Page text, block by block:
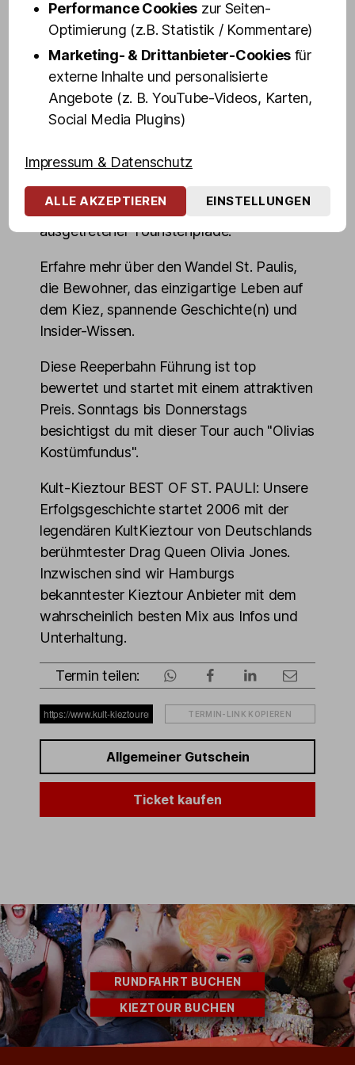
St. Pauli" - Altes und Neues, Geheimtipps
und Dinge, die du über den weltbekanntem
Stadtteil wissen musst.
Blicke hinter die Kulissen von Hamburgs
"sündigster Meile" und erlebe die
ungeschminkt. Entdecke die dunkelsten
Ecken, mörderischsten Kneipen,
denkwürdigsten Orte, auch abseits
ausgetretener Touristenpfade.
Erfahre mehr über den Wandel St. Paulis,
die Bewohner, das einzigartige Leben auf
dem Kiez, spannende Geschichte(n) und
Insider-Wissen.
Diese Reeperbahn Führung ist top
bewertet und startet mit einem attraktiven
Preis. Sonntags bis Donnerstags
besichtigst du mit dieser Tour auch "Olivias
Kostümfundus".
Kult-Kieztour BEST OF ST. PAULI: Unsere
Erfolgsgeschichte startet 2006 mit der
legendären KultKieztour von Deutschlands
berühmtester Drag Queen Olivia Jones.
Inzwischen sind wir Hamburgs
bekanntester Kieztour Anbieter mit dem
wahrscheinlich besten Mix aus Infos und
Unterhaltung.
Termin teilen:
TERMIN-LINK KOPIEREN
Allgemeiner Gutschein
Ticket kaufen
RUNDFAHRT BUCHEN
KIEZTOUR BUCHEN
Performance Cookies zur Seiten-
Optimierung (z.B. Statistik / Kommentare)
Marketing- & Drittanbieter-Cookies für
externe Inhalte und personalisierte
Angebote (z. B. YouTube-Videos, Karten,
Social Media Plugins)
Impressum & Datenschutz
ALLE AKZEPTIEREN EINSTELLUNGEN